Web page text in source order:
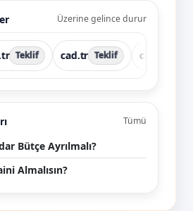
Üzerine gelince durur
Teklif cad.tr Teklif ccc.com.tr
Tümü
Bütçe Ayrılmalı?
Almalısın?